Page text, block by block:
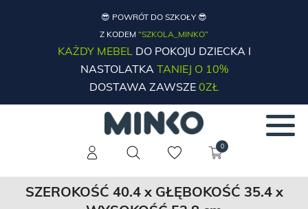
😎 POWRÓT DO SZKOŁY 😎
Z KODEM “SZKOLA_MINKO”
KAŻDY MEBELDO POKOJU DZIECKA I
NASTOLATKATANIEJ O 10%
DOSTAWA ZAWSZE 0ZŁ
0
SZEROKOŚĆ 40.4 x GŁĘBOKOŚĆ 35.4 x